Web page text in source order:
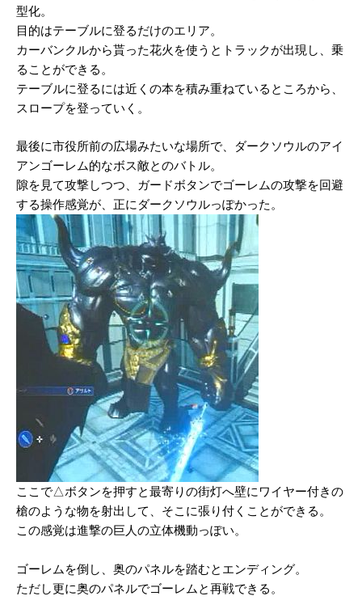
型化。
目的はテーブルに登るだけのエリア。
カーバンクルから貰った花火を使うとトラックが出現し、乗
ることができる。
テーブルに登るには近くの本を積み重ねているところから、
スロープを登っていく。
最後に市役所前の広場みたいな場所で、ダークソウルのアイ
アンゴーレム的なボス敵とのバトル。
隙を見て攻撃しつつ、ガードボタンでゴーレムの攻撃を回避
する操作感覚が、正にダークソウルっぽかった。
ここで△ボタンを押すと最寄りの街灯へ壁にワイヤー付きの
槍のような物を射出して、そこに張り付くことができる。
この感覚は進撃の巨人の立体機動っぽい。
ゴーレムを倒し、奥のパネルを踏むとエンディング。
ただし更に奥のパネルでゴーレムと再戦できる。